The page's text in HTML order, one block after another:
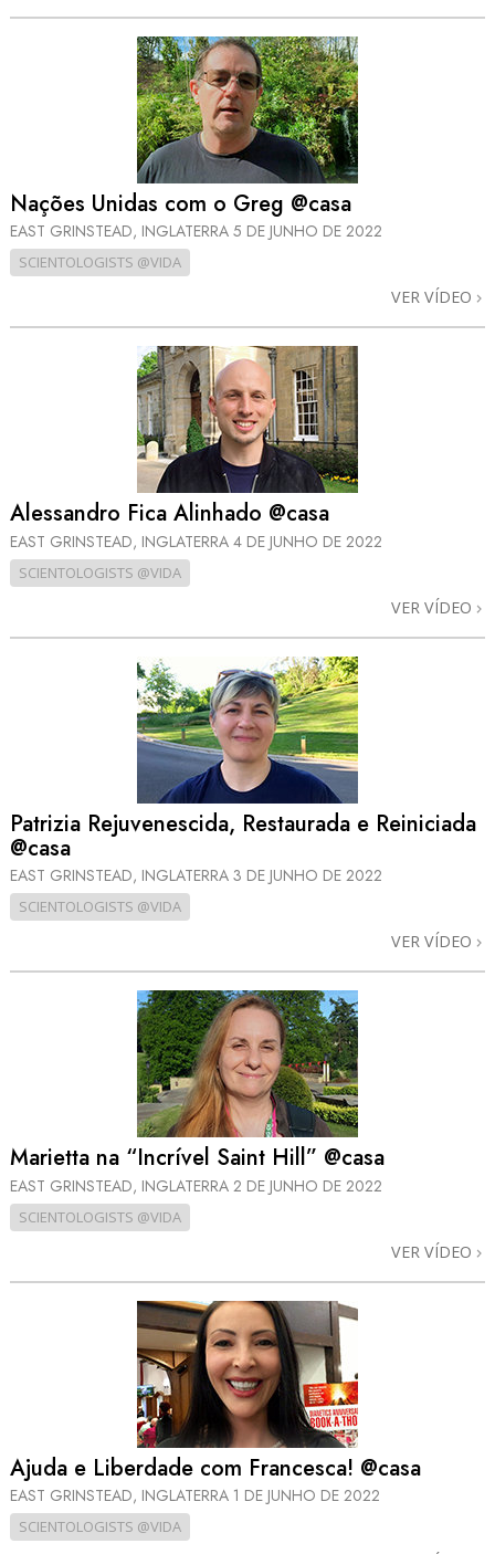
Nações Unidas com o Greg @casa
EAST GRINSTEAD, INGLATERRA 5 DE JUNHO DE 2022
SCIENTOLOGISTS @VIDA
VER VÍDEO
Alessandro Fica Alinhado @casa
EAST GRINSTEAD, INGLATERRA 4 DE JUNHO DE 2022
SCIENTOLOGISTS @VIDA
VER VÍDEO
Patrizia Rejuvenescida, Restaurada e Reiniciada
@casa
EAST GRINSTEAD, INGLATERRA 3 DE JUNHO DE 2022
SCIENTOLOGISTS @VIDA
VER VÍDEO
Marietta na “Incrível Saint Hill” @casa
EAST GRINSTEAD, INGLATERRA 2 DE JUNHO DE 2022
SCIENTOLOGISTS @VIDA
VER VÍDEO
Ajuda e Liberdade com Francesca! @casa
EAST GRINSTEAD, INGLATERRA 1 DE JUNHO DE 2022
SCIENTOLOGISTS @VIDA